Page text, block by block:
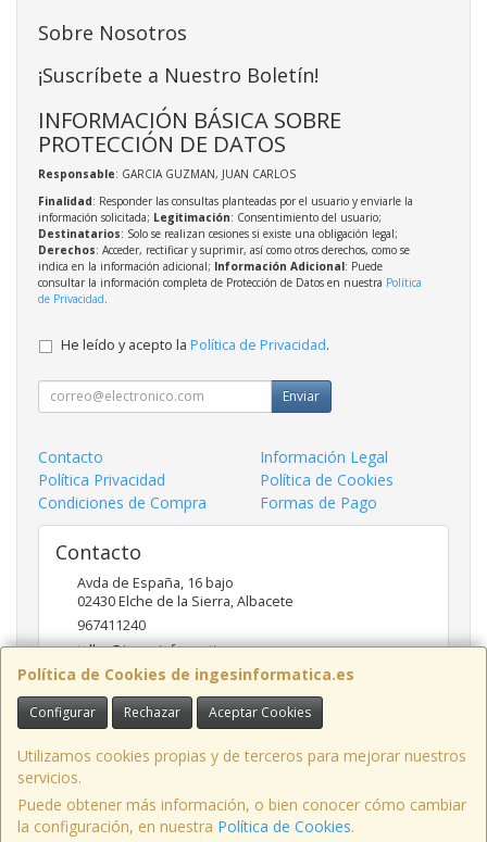
Política de Cookies de ingesinformatica.es
Configurar Rechazar Aceptar Cookies
Utilizamos cookies propias y de terceros para mejorar nuestros
servicios.
Puede obtener más información, o bien conocer cómo cambiar
la configuración, en nuestra Política de Cookies.
Sobre Nosotros
¡Suscríbete a Nuestro Boletín!
INFORMACIÓN BÁSICA SOBRE
PROTECCIÓN DE DATOS
Responsable: GARCIA GUZMAN, JUAN CARLOS
Finalidad: Responder las consultas planteadas por el usuario y enviarle la
información solicitada; Legitimación: Consentimiento del usuario;
Destinatarios: Solo se realizan cesiones si existe una obligación legal;
Derechos: Acceder, rectificar y suprimir, así como otros derechos, como se
indica en la información adicional; Información Adicional: Puede
consultar la información completa de Protección de Datos en nuestra Política
de Privacidad
He leído y acepto la Política de Privacidad.
Enviar
Contacto
Información Legal
Política Privacidad
Política de Cookies
Condiciones de Compra
Formas de Pago
Contacto
Avda de España, 16 bajo
02430Elche de la Sierra,Albacete
967411240
taller@ingesinformatica.es
Horario
9 a 14 y 17 a 20
, , , , España. - C.I.F.: 53141721Z - Tfno: